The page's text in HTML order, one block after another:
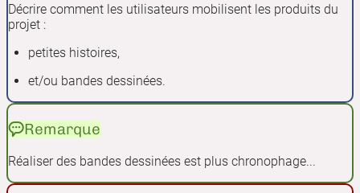
Décrire comment les utilisateurs mobilisent les produits du
projet :
petites histoires,
et/ou bandes dessinées.
Remarque
Réaliser des bandes dessinées est plus chronophage...